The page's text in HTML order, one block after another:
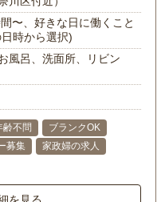
〜、好きな日に働くこと
時から選択)
風呂、洗面所、リビン
齢不問
ブランクOK
募集
家政婦の求人